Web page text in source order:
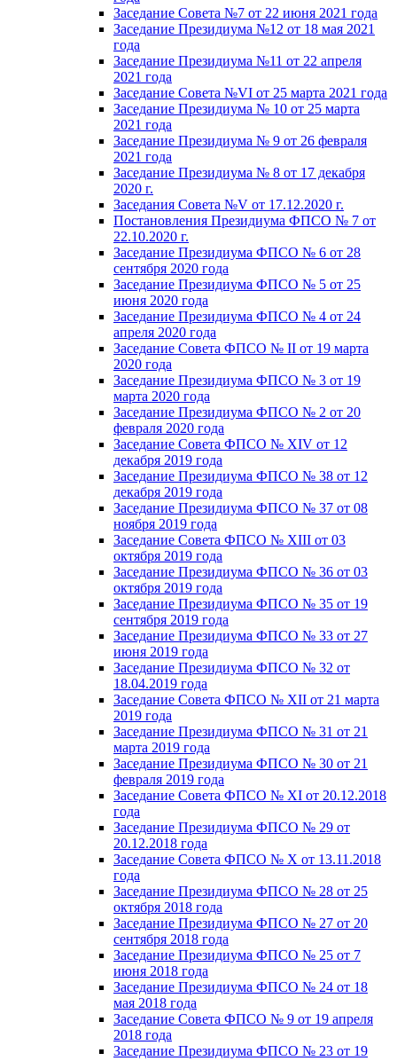
Заседание Совета №7 от 22 июня 2021 года
Заседание Президиума №12 от 18 мая 2021
года
Заседание Президиума №11 от 22 апреля
2021 года
Заседание Совета №VI от 25 марта 2021 года
Заседание Президиума № 10 от 25 марта
2021 года
Заседание Президиума № 9 от 26 февраля
2021 года
Заседание Президиума № 8 от 17 декабря
2020 г.
Заседания Совета №V от 17.12.2020 г.
Постановления Президиума ФПСО № 7 от
22.10.2020 г.
Заседание Президиума ФПСО № 6 от 28
сентября 2020 года
Заседание Президиума ФПСО № 5 от 25
июня 2020 года
Заседание Президиума ФПСО № 4 от 24
апреля 2020 года
Заседание Совета ФПСО № II от 19 марта
2020 года
Заседание Президиума ФПСО № 3 от 19
марта 2020 года
Заседание Президиума ФПСО № 2 от 20
февраля 2020 года
Заседание Совета ФПСО № XIV от 12
декабря 2019 года
Заседание Президиума ФПСО № 38 от 12
декабря 2019 года
Заседание Президиума ФПСО № 37 от 08
ноября 2019 года
Заседание Совета ФПСО № XIII от 03
октября 2019 года
Заседание Президиума ФПСО № 36 от 03
октября 2019 года
Заседание Президиума ФПСО № 35 от 19
сентября 2019 года
Заседание Президиума ФПСО № 33 от 27
июня 2019 года
Заседание Президиума ФПСО № 32 от
18.04.2019 года
Заседание Совета ФПСО № XII от 21 марта
2019 года
Заседание Президиума ФПСО № 31 от 21
марта 2019 года
Заседание Президиума ФПСО № 30 от 21
февраля 2019 года
Заседание Совета ФПСО № XI от 20.12.2018
года
Заседание Президиума ФПСО № 29 от
20.12.2018 года
Заседание Совета ФПСО № X от 13.11.2018
года
Заседание Президиума ФПСО № 28 от 25
октября 2018 года
Заседание Президиума ФПСО № 27 от 20
сентября 2018 года
Заседание Президиума ФПСО № 25 от 7
июня 2018 года
Заседание Президиума ФПСО № 24 от 18
мая 2018 года
Заседание Совета ФПСО № 9 от 19 апреля
2018 года
Заседание Президиума ФПСО № 23 от 19